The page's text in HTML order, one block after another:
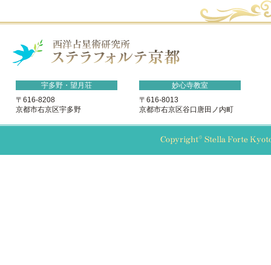
宇多野・望月荘
〒616-8208
京都市右京区宇多野
妙心寺教室
〒616-8013
京都市右京区谷口唐田ノ内町